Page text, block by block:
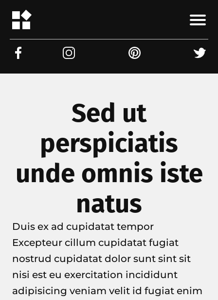
Sed ut
perspiciatis
unde omnis iste
natus
Duis ex ad cupidatat tempor
Excepteur cillum cupidatat fugiat
nostrud cupidatat dolor sunt sint sit
nisi est eu exercitation incididunt
adipisicing veniam velit id fugiat enim